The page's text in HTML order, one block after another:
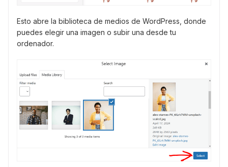
Esto abre la biblioteca de medios de WordPress, donde
puedes elegir una imagen o subir una desde tu
ordenador.